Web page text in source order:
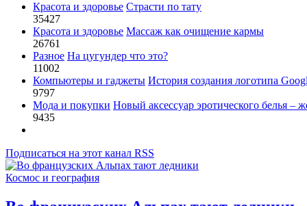
Красота и здоровье Страсти по тату
35427
Красота и здоровье Массаж как очищение кармы
26761
Разное На цугундер что это?
11002
Компьютеры и гаджеты История создания логотипа
9797
Мода и покупки Новый аксессуар эротического белья –
9435
Подписаться на этот канал RSS
Космос и география